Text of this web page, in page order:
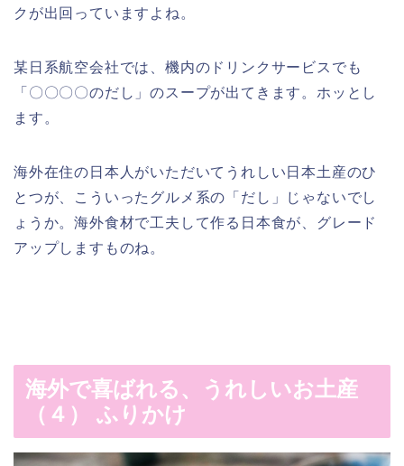
クが出回っていますよね。
某日系航空会社では、機内のドリンクサービスでも
「〇〇〇〇のだし」のスープが出てきます。ホッとし
ます。
海外在住の日本人がいただいてうれしい日本土産のひ
とつが、こういったグルメ系の「だし」じゃないでし
ょうか。海外食材で工夫して作る日本食が、グレード
アップしますものね。
海外で喜ばれる、うれしいお土産
（４） ふりかけ